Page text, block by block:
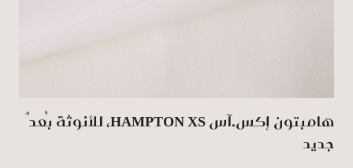
هامبتون إكس.آس HAMPTON XS، للأنوثة بُعدٌ
جديد